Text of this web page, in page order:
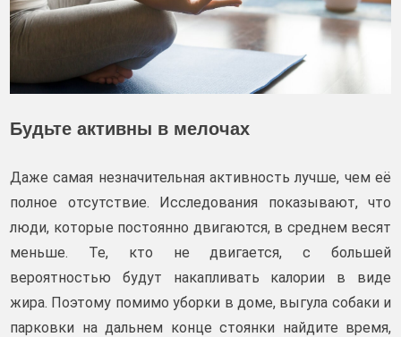
Будьте активны в мелочах
Даже самая незначительная активность лучше, чем её
полное отсутствие. Исследования показывают, что
люди, которые постоянно двигаются, в среднем весят
меньше. Те, кто не двигается, с большей
вероятностью будут накапливать калории в виде
жира. Поэтому помимо уборки в доме, выгула собаки и
парковки на дальнем конце стоянки найдите время,